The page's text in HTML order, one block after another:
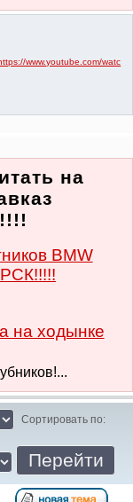
www.youtube.com/watc
на
BMW
на ходынке
Сортировать по: